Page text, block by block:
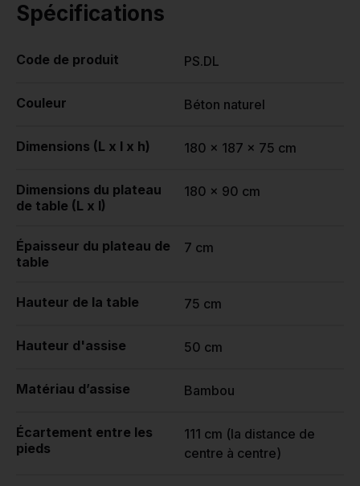
Spécifications
Code de produit PS.DL
Couleur Béton naturel
Dimensions (L x l x h) 180 x 187 x 75 cm
Dimensions du plateau
de table (L x l)
180 x 90 cm
Épaisseur du plateau de
table
7 cm
Hauteur de la table 75 cm
Hauteur d'assise 50 cm
Matériau d’assise Bambou
Écartement entre les
pieds
111 cm (la distance de
centre à centre)